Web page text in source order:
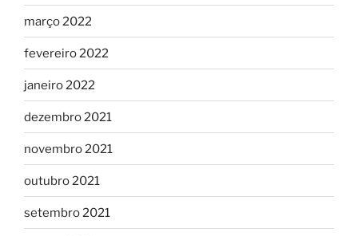
março 2022
fevereiro 2022
janeiro 2022
dezembro 2021
novembro 2021
outubro 2021
setembro 2021